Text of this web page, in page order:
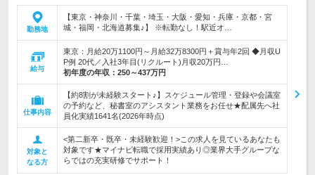
勤務地
【東京・神奈川・千葉・埼玉・大阪・愛知・兵庫・京都・宮
城・福岡・北海道募集♪】 ※転勤なし！駅近オ…
給与
東京：月給20万1100円～月給32万8300円＋賞与年2回 ◆月収U
P例 20代／入社3年目(リクルート)月収20万円…
初年度の年収： 250～437万円
仕事内容
【約8割が未経験スタート♪】スケジュール管理・登録や会議室
の予約など、秘書室のアシスタント業務をお任せ★配属先へ社
員化実績1641名(2026年時点)
対象と
なる方
<第二新卒・既卒・未経験歓迎！>この求人を見ているあなたも
対象です★マイナビ転職で採用実績あり◎業界大手グループな
らではの充実研修でサポート！